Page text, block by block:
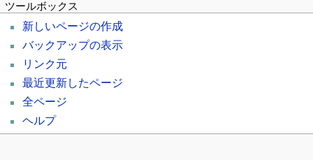
ツールボックス
新しいページの作成
バックアップの表示
リンク元
最近更新したページ
全ページ
ヘルプ